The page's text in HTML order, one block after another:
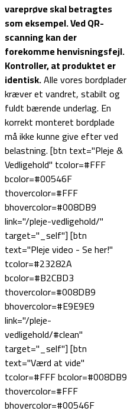
vareprøve skal betragtes
som eksempel.Ved QR-
scanning kan der
forekomme henvisningsfejl.
Kontroller, at produktet er
identisk.Alle vores bordplader
kræver et vandret, stabilt og
fuldt bærende underlag. En
korrekt monteret bordplade
må ikke kunne give efter ved
belastning. [btn text="Pleje &
Vedligehold" tcolor=#FFF
bcolor=#00546F
thovercolor=#FFF
bhovercolor=#008DB9
link="/pleje-vedligehold/"
target="_self"] [btn
text="Pleje video - Se her!"
tcolor=#23282A
bcolor=#B2CBD3
thovercolor=#008DB9
bhovercolor=#E9E9E9
link="/pleje-
vedligehold/#clean"
target="_self"] [btn
text="Værd at vide"
tcolor=#FFF bcolor=#008DB9
thovercolor=#FFF
bhovercolor=#00546F